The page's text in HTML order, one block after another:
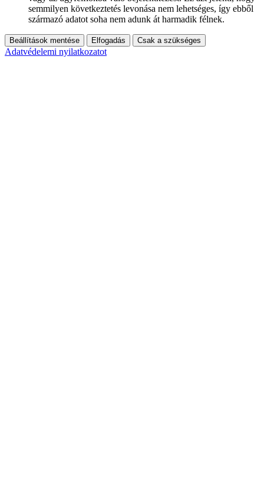
semmilyen következtetés levonása nem lehetséges, így ebből
származó adatot soha nem adunk át harmadik félnek.
Beállítások mentése Elfogadás Csak a szükséges
Adatvédelemi nyilatkozatot